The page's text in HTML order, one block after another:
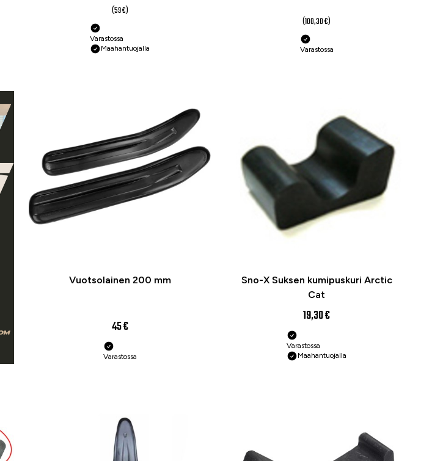
(59 €)
Varastossa
Maahantuojalla
(100,30 €)
Varastossa
Vuotsolainen 200 mm
45 €
Varastossa
Sno-X Suksen kumipuskuri Arctic
Cat
19,30 €
Varastossa
Maahantuojalla